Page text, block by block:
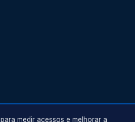
medir acessos e melhorar a